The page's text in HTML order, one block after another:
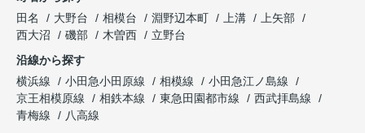
田名
大野台 相模台 淵野辺本町 上溝
上矢部
西大沼
磯部 木曽西
立野台
沿線から探す
横浜線
小田急小田原線 相模線
小田急江ノ島線
京王相模原線
相鉄本線 東急田園都市線
西武拝島線
青梅線
八高線